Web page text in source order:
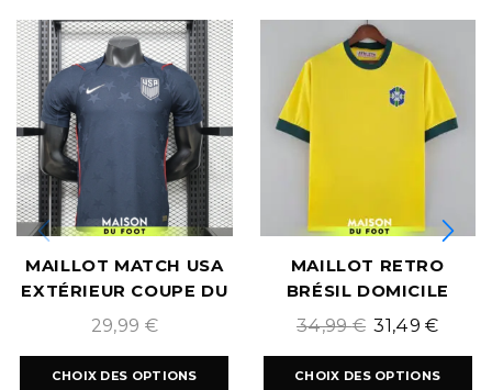
MAILLOT MATCH USA
EXTÉRIEUR COUPE DU
MONDE 2026
29,99 €
CHOIX DES OPTIONS
MAILLOT RETRO
BRÉSIL DOMICILE
1970/1971
34,99€ 31,49€
CHOIX DES OPTIONS